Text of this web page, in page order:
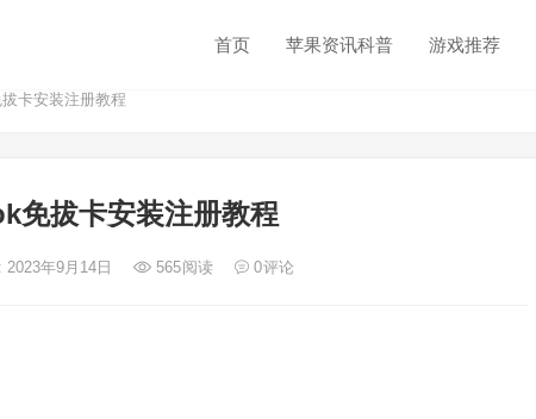
首页 苹果资讯科普 游戏推荐
卡安装注册教程
免拔卡安装注册教程
2023年9月14日 565阅读 0评论